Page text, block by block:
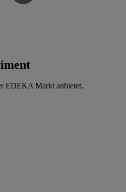
EDEKA Markt anbietet.